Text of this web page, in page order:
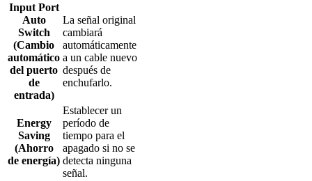
Input Port
Auto
Switch
(Cambio
automático
del puerto
de
entrada)
La señal original
cambiará
automáticamente
a un cable nuevo
después de
enchufarlo.
Energy
Saving
(Ahorro
de energía)
Establecer un
período de
tiempo para el
apagado si no se
detecta ninguna
señal.